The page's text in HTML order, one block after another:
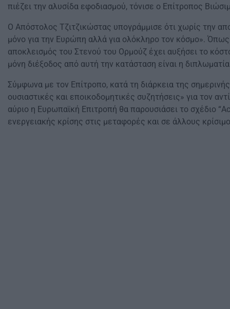
πιέζει την αλυσίδα εφοδιασμού, τόνισε ο Επίτροπος
Ο Απόστολος Τζιτζικώστας υπογράμμισε ότι χωρίς την
μόνο για την Ευρώπη αλλά για ολόκληρο τον κόσμο».
αποκλεισμός του Στενού του Ορμούζ έχει αυξήσει το
μόνη διέξοδος από αυτή την κατάσταση είναι η
Σύμφωνα με τον Επίτροπο, κατά τη διάρκεια της
ουσιαστικές και εποικοδομητικές συζητήσεις» για τον
αύριο η Ευρωπαϊκή Επιτροπή θα παρουσιάσει το σχέδιο
ενεργειακής κρίσης στις μεταφορές και σε άλλους